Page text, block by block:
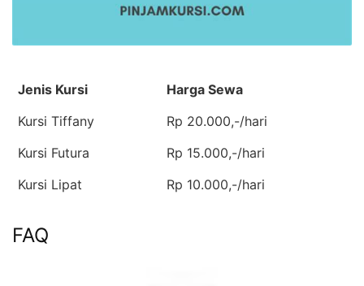
Jenis Kursi
Harga Sewa
Kursi Tiffany
Rp 20.000,-/hari
Kursi Futura
Rp 15.000,-/hari
Kursi Lipat
Rp 10.000,-/hari
FAQ